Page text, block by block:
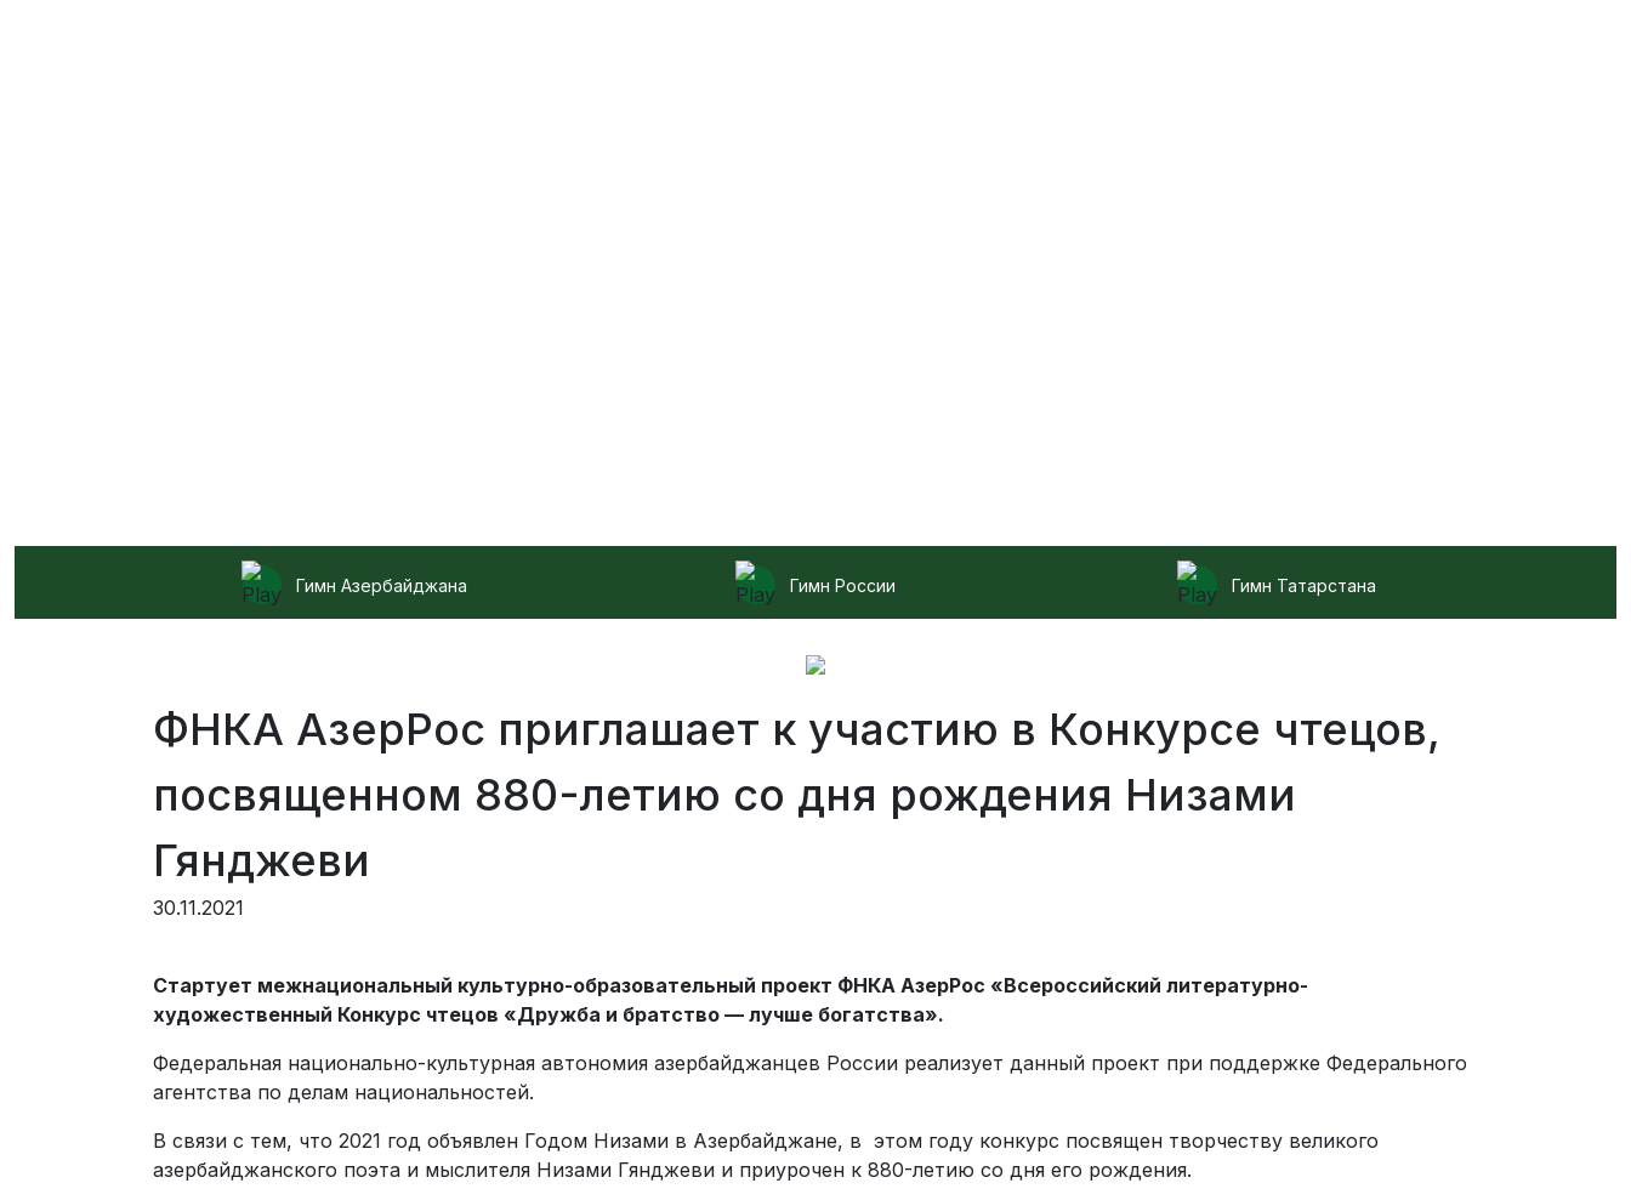
Гимн Азербайджана Гимн России Гимн Татарстана
ФНКА АзерРос приглашает к участию в Конкурсе чтецов,
посвященном 880-летию со дня рождения Низами
Гянджеви
30.11.2021
Стартует межнациональный культурно-образовательный проект ФНКА АзерРос «Всероссийский литературно-
художественный Конкурс чтецов «Дружба и братство — лучше богатства».
Федеральная национально-культурная автономия азербайджанцев России реализует данный проект при поддержке Федерального
агентства по делам национальностей.
В связи с тем, что 2021 год объявлен Годом Низами в Азербайджане, в этом году конкурс посвящен творчеству великого
азербайджанского поэта и мыслителя Низами Гянджеви и приурочен к 880-летию со дня его рождения.